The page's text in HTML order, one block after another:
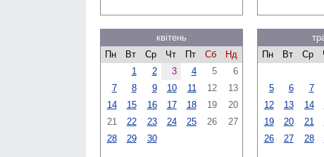
квітень
Пн
Вт Ср Чт Пт Сб
Нд
1
2 3 4 5
6
7
8 9 10 11 12
13
14
15 16 17 18 19
20
21
22 23 24 25 26
27
28
29 30
Пн
Вт Ср
5
6 7
12
13 14
19
20 21
26
27 28